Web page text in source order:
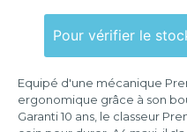
mm
Dos
:
80
Equipé d'une mécanique
ergonomique grâce à son
Garanti 10 ans, le classeur